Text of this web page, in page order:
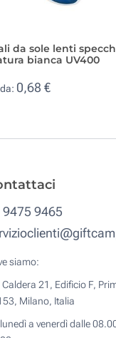
da sole lenti
bianca UV400
0,68 €
9475 9465
siamo:
Caldera 21, Edificio F,
Milano, Italia
a venerdì dalle